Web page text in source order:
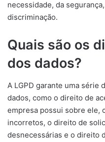
necessidade, da
discriminação.
Quais são os
dos dados?
A LGPD garante uma série
dados, como o direito de
empresa possui sobre ele,
incorretos, o direito de
desnecessárias e o direito